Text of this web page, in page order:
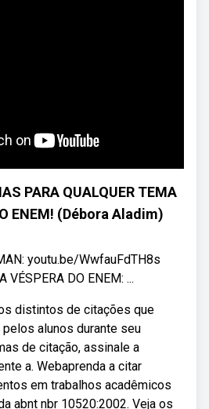
PARA QUALQUER TEMA
ENEM! (Débora Aladim)
youtu.be/WwfauFdTH8s
VÉSPERA DO ENEM: ...
distintos de citações que
alunos durante seu
de citação, assinale a
a. Webaprenda a citar
em trabalhos acadêmicos
abnt nbr 10520:2002. Veja os